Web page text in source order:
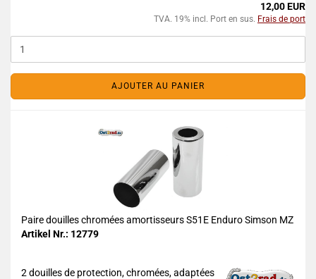
12,00 EUR
TVA. 19% incl. Port en sus. Frais de port
AJOUTER AU PANIER
Paire douilles chromées amortisseurs S51E Enduro Simson MZ
Artikel Nr.: 12779
2 douilles de protection, chromées, adaptées